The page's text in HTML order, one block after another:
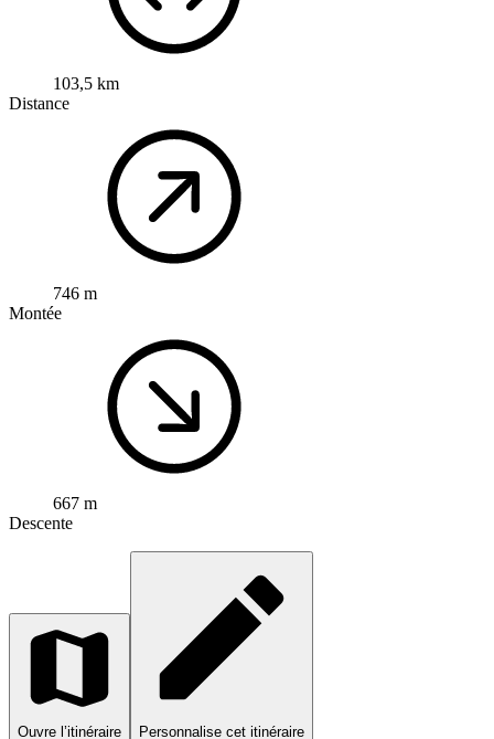
103,5 km
Distance
746 m
Montée
667 m
Descente
Ouvre l’itinéraire Personnalise cet itinéraire